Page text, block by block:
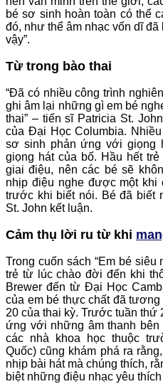
bé sơ sinh hoàn toàn có thể
đó, như thể âm nhạc vốn dĩ
vậy”.
Từ trong bào thai
“Đã có nhiều công trình
ghi âm lại những gì em bé
thai” – tiến sĩ Patricia St.
của Đại Học Columbia.
sơ sinh phản ứng với giọng
giọng hát của bố. Hầu hết
giai điệu, nên các bé sẽ
nhịp điệu nghe được một khi
trước khi biết nói. Bé đã biết
St. John kết luận.
Cảm thụ lời ru từ khi
Trong cuốn sách “Em bé siêu
trẻ từ lúc chào đời đến khi
Brewer đến từ Đại Học
của em bé thực chất đã
20 của thai kỳ. Trước tuần thứ
ứng với những âm thanh bên
các nhà khoa học thuộc
Quốc) cũng khám phá ra
nhịp bài hát mà chúng thích,
biệt những điệu nhạc yêu